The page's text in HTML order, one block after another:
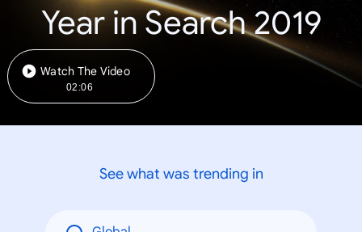
Year in Search 2019
Watch The Video
02:06
See what was trending in